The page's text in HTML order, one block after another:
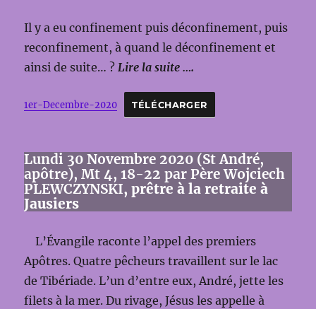
Il y a eu confinement puis déconfinement, puis
reconfinement, à quand le déconfinement et
ainsi de suite… ?Lire la suite ….
1er-Decembre-2020 TÉLÉCHARGER
Lundi 30 Novembre 2020 (St André,
apôtre), Mt 4, 18-22 par Père Wojciech
PLEWCZYNSKI, prêtre à la retraite à
Jausiers
L’Évangile raconte l’appel des premiers
Apôtres. Quatre pêcheurs travaillent sur le lac
de Tibériade. L’un d’entre eux, André, jette les
filets à la mer. Du rivage, Jésus les appelle à